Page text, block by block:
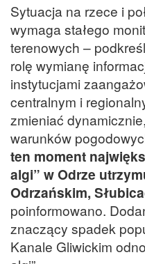
Sytuacja na rzece i
wymaga stałego
terenowych –
rolę wymianę
instytucjami
centralnym i
zmieniać
warunków
ten moment
algi” w Odrze
Odrzańskim,
poinformowano.
znaczący spadek
Kanale Gliwickim